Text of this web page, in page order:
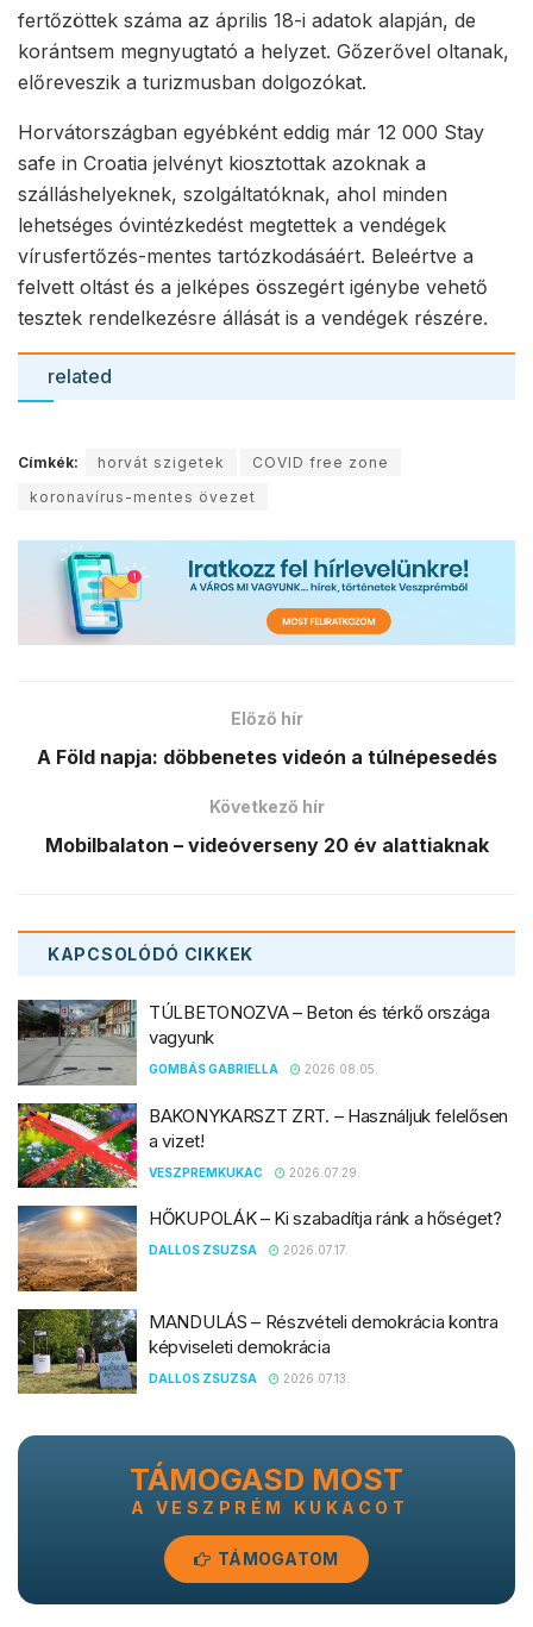
fertőzöttek száma az április 18-i adatok alapján, de
korántsem megnyugtató a helyzet. Gőzerővel oltanak,
előreveszik a turizmusban dolgozókat.
Horvátországban egyébként eddig már 12 000 Stay
safe in Croatia jelvényt kiosztottak azoknak a
szálláshelyeknek, szolgáltatóknak, ahol minden
lehetséges óvintézkedést megtettek a vendégek
vírusfertőzés-mentes tartózkodásáért. Beleértve a
felvett oltást és a jelképes összegért igénybe vehető
tesztek rendelkezésre állását is a vendégek részére.
related
Címkék: horvát szigetek
COVID free zone
koronavírus-mentes övezet
Előző hír
A Föld napja: döbbenetes videón a túlnépesedés
Következő hír
Mobilbalaton – videóverseny 20 év alattiaknak
KAPCSOLÓDÓ CIKKEK
TÚLBETONOZVA – Beton és térkő országa
vagyunk
GOMBÁS GABRIELLA 2026.08.05.
BAKONYKARSZT ZRT. – Használjuk felelősen
a vizet!
VESZPREMKUKAC 2026.07.29.
HŐKUPOLÁK – Ki szabadítja ránk a hőséget?
DALLOS ZSUZSA 2026.07.17.
MANDULÁS – Részvételi demokrácia kontra
képviseleti demokrácia
DALLOS ZSUZSA 2026.07.13.
TÁMOGASD MOST
A VESZPRÉM KUKACOT
TÁMOGATOM